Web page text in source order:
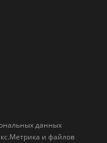
данных
и файлов